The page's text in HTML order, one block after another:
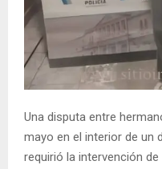
Una disputa entre
mayo en el interior de un
requirió la intervención